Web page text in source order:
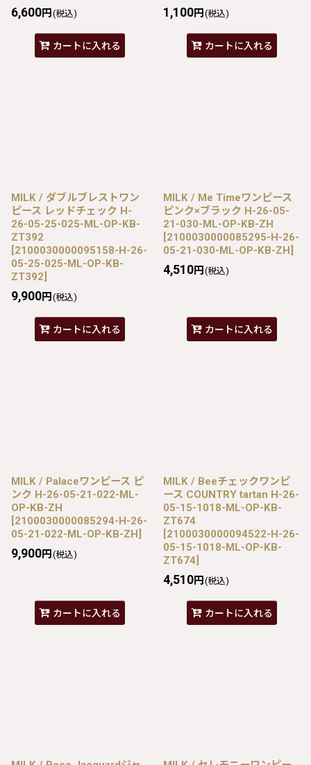
6,600円 (税込)
カートに入れる
1,100円 (税込)
カートに入れる
MILK / ダブルブレストワン
ピース レッドチェック H-
26-05-25-025-ML-OP-KB-
ZT392
[2100030000095158-H-26-
05-25-025-ML-OP-KB-
ZT392]
9,900円 (税込)
カートに入れる
MILK / Me Timeワンピース
ピンク×ブラック H-26-05-
21-030-ML-OP-KB-ZH
[2100030000085295-H-26-
05-21-030-ML-OP-KB-ZH]
4,510円 (税込)
カートに入れる
MILK / Palaceワンピース ピ
ンク H-26-05-21-022-ML-
OP-KB-ZH
[2100030000085294-H-26-
05-21-022-ML-OP-KB-ZH]
9,900円 (税込)
カートに入れる
MILK / Beeチェックワンピ
ース COUNTRY tartan H-26-
05-15-1018-ML-OP-KB-
ZT674
[2100030000094522-H-26-
05-15-1018-ML-OP-KB-
ZT674]
4,510円 (税込)
カートに入れる